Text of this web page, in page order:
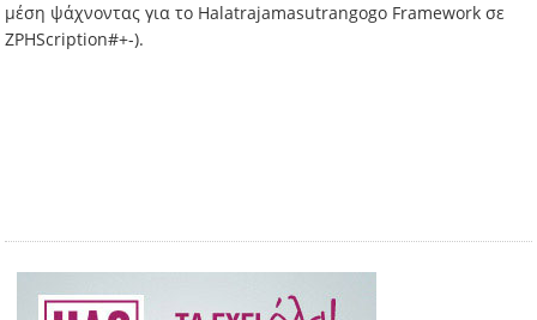
μέση ψάχνοντας για το Halatrajamasutrangogo Framework σε
ZPHScription#+-).